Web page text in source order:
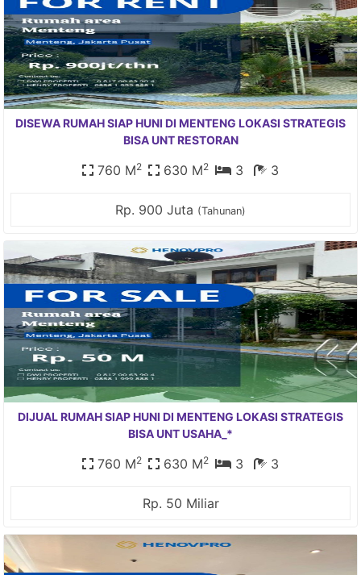
DISEWA RUMAH SIAP HUNI DI MENTENG LOKASI STRATEGIS
BISA UNT RESTORAN
760 M2 630 M2 3 3
Rp. 900 Juta (Tahunan)
DIJUAL RUMAH SIAP HUNI DI MENTENG LOKASI STRATEGIS
BISA UNT USAHA_*
760 M2 630 M2 3 3
Rp. 50 Miliar